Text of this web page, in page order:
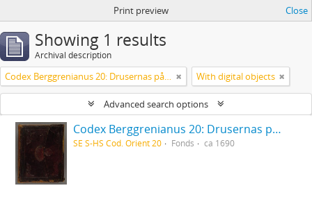
Print preview Close
Showing 1 results
Archival description
Codex Berggrenianus 20: Drusernas på Libanon heliga bok With digital objects
Advanced search options
Codex Berggrenianus 20: Drusernas på Libanon heliga bok
SE S-HS Cod. Orient 20 Fonds ca 1690